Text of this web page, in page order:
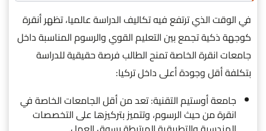
في الوقت الذي ترتفع فيه تكاليف الدراسة عالميا، تظهر أنقرة
كوجهة ذكية تجمع بين التعليم القوي والرسوم المناسبة داخل
جامعات انقرة الخاصة تمنح الطالب فرصة حقيقية للدراسة
بتكلفة أقل وجودة أعلى داخل تركيا:
جامعة أوستيم التقنية: تعد من أقل الجامعات الخاصة في
انقرة من حيث الرسوم، وتتميز بتركيزها على التخصصات